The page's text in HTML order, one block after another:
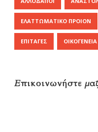
ΕΛΑΤΤΩΜΑΤΙΚΌ ΠΡΟΙΌΝ
ΕΠΙΤΑΓΈΣ ΟΙΚΟΓΈΝΕΙΑ
Επικοινωνήστε